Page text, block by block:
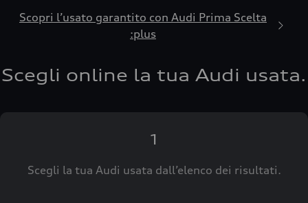
Scopri l’usato garantito con Audi Prima Scelta
:plus
Scegli online la tua Audi usata.
1
Scegli la tua Audi usata dall’elenco dei risultati.